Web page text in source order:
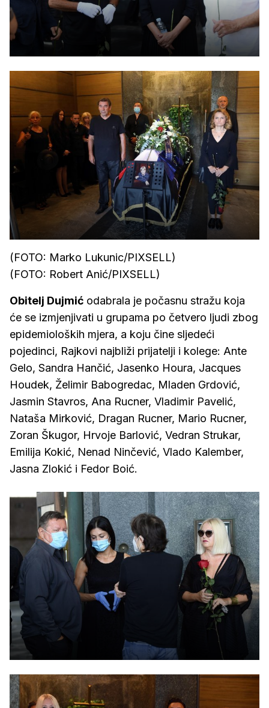
(FOTO: Marko Lukunic/PIXSELL)
(FOTO: Robert Anić/PIXSELL)
Obitelj Dujmić odabrala je počasnu stražu koja
će se izmjenjivati u grupama po četvero ljudi zbog
epidemioloških mjera, a koju čine sljedeći
pojedinci, Rajkovi najbliži prijatelji i kolege: Ante
Gelo, Sandra Hančić, Jasenko Houra, Jacques
Houdek, Želimir Babogredac, Mladen Grdović,
Jasmin Stavros, Ana Rucner, Vladimir Pavelić,
Nataša Mirković, Dragan Rucner, Mario Rucner,
Zoran Škugor, Hrvoje Barlović, Vedran Strukar,
Emilija Kokić, Nenad Ninčević, Vlado Kalember,
Jasna Zlokić i Fedor Boić.